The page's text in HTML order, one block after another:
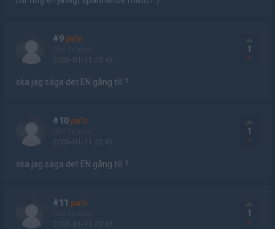
#9 pa!n
2003-01-11 23:43
1
ska jag säga det EN gång till ?
#10 pa!n
2003-01-11 23:43
1
ska jag säga det EN gång till ?
#11 pa!n
2003-01-11 23:43
1